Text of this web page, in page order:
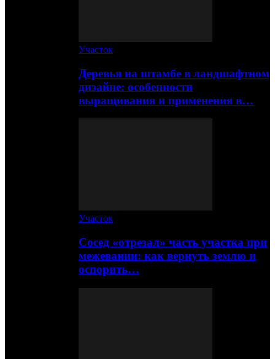
Участок
Деревья на штамбе в ландшафтном
дизайне: особенности
выращивания и применения в…
Участок
Сосед «отрезал» часть участка при
межевании: как вернуть землю и
оспорить…